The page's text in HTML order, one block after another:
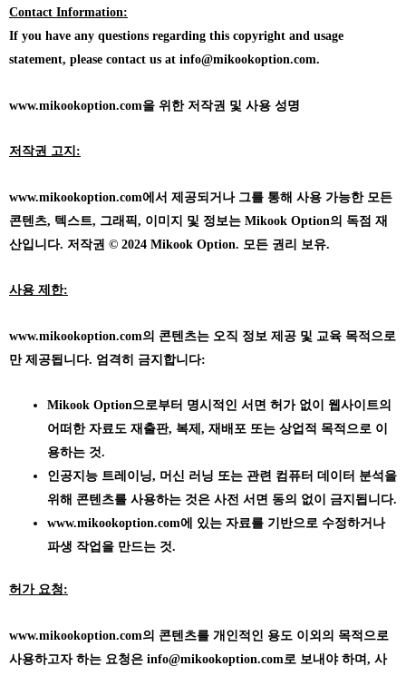
Contact Information:
If you have any questions regarding this copyright and usage
statement, please contact us at info@mikookoption.com.
www.mikookoption.com을 위한 저작권 및 사용 성명
저작권 고지:
www.mikookoption.com에서 제공되거나 그를 통해 사용 가능한 모든
콘텐츠, 텍스트, 그래픽, 이미지 및 정보는 Mikook Option의 독점 재
산입니다. 저작권 © 2024 Mikook Option. 모든 권리 보유.
사용 제한:
www.mikookoption.com의 콘텐츠는 오직 정보 제공 및 교육 목적으로
만 제공됩니다. 엄격히 금지합니다:
Mikook Option으로부터 명시적인 서면 허가 없이 웹사이트의
어떠한 자료도 재출판, 복제, 재배포 또는 상업적 목적으로 이
용하는 것.
인공지능 트레이닝, 머신 러닝 또는 관련 컴퓨터 데이터 분석을
위해 콘텐츠를 사용하는 것은 사전 서면 동의 없이 금지됩니다.
www.mikookoption.com에
있는 자료를 기반으로 수정하거나
파생 작업을 만드는 것.
허가 요청:
www.mikookoption.com의 콘텐츠를 개인적인 용도 이외의 목적으로
사용하고자 하는 요청은 info@mikookoption.com로 보내야 하며, 사